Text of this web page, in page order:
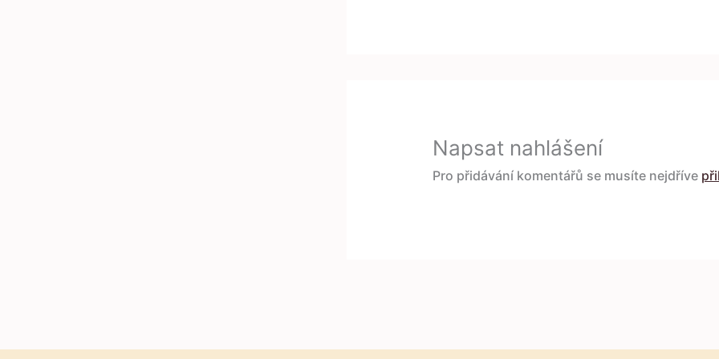
Napsat nahlášení
Pro přidávání komentářů se musíte nejdříve